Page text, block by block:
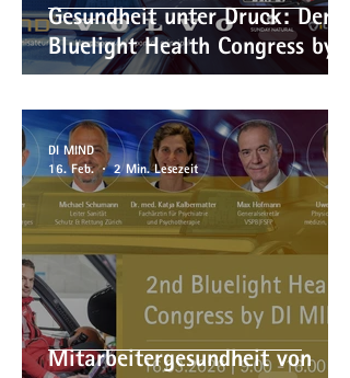
Gesundheit unter Druck: Der
Bluelight Health Congress by
DI MIND rückt Einsatzkräfte
in den Fokus
Mitarbeitergesundheit von
DI MIND
16. Feb.
2 Min. Lesezeit